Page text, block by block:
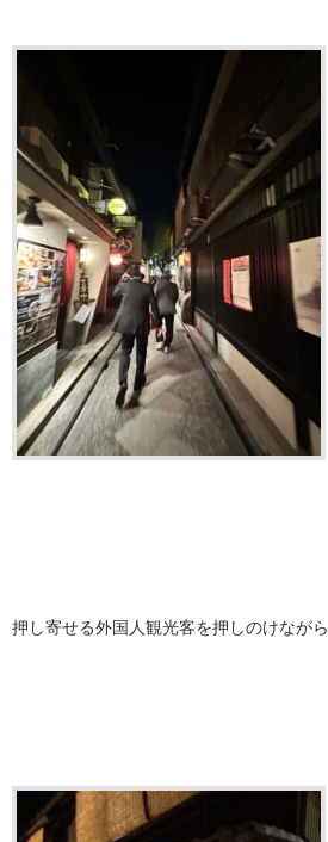
押し寄せる外国人観光客を押しのけながら